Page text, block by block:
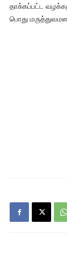
தாக்கப்பட்ட
பொது